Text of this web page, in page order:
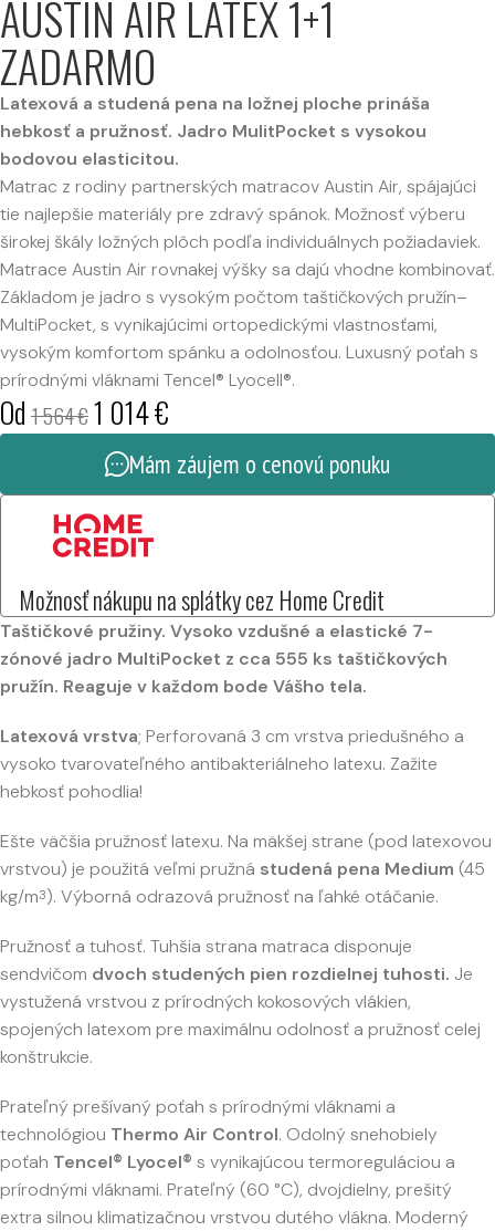
AUSTIN AIR LATEX 1+1
ZADARMO
Latexová a studená pena na ložnej ploche prináša
hebkosť a pružnosť. Jadro MulitPocket s vysokou
bodovou elasticitou.
Matrac z rodiny partnerských matracov Austin Air, spájajúci
tie najlepšie materiály pre zdravý spánok. Možnosť výberu
širokej škály ložných plôch podľa individuálnych požiadaviek.
Matrace Austin Air rovnakej výšky sa dajú vhodne kombinovať.
Základom je jadro s vysokým počtom taštičkových pružín–
MultiPocket, s vynikajúcimi ortopedickými vlastnosťami,
vysokým komfortom spánku a odolnosťou. Luxusný poťah s
prírodnými vláknami Tencel® Lyocell®.
Od 1 564€1 014€
Mám záujem o cenovú ponuku
Možnosť nákupu na splátky cez Home Credit
Taštičkové pružiny. Vysoko vzdušné a elastické 7-
zónové jadro MultiPocket z cca 555 ks taštičkových
pružín. Reaguje v každom bode Vášho tela.
Latexová vrstva; Perforovaná 3 cm vrstva priedušného a
vysoko tvarovateľného antibakteriálneho latexu. Zažite
hebkosť pohodlia!
Ešte väčšia pružnosť latexu. Na mäkšej strane (pod latexovou
vrstvou) je použitá veľmi pružná studená pena Medium (45
kg/m3). Výborná odrazová pružnosť na ľahké otáčanie.
Pružnosť a tuhosť. Tuhšia strana matraca disponuje
sendvičom dvoch studených pien rozdielnej tuhosti. Je
vystužená vrstvou z prírodných kokosových vlákien,
spojených latexom pre maximálnu odolnosť a pružnosť celej
konštrukcie.
Prateľný prešívaný poťah s prírodnými vláknami a
technológiou Thermo Air Control. Odolný snehobiely
poťah Tencel® Lyocel® s vynikajúcou termoreguláciou a
prírodnými vláknami. Prateľný (60 °C), dvojdielny, prešitý
extra silnou klimatizačnou vrstvou dutého vlákna. Moderný